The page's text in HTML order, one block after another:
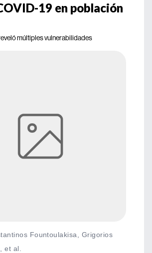
19 en población
múltiples vulnerabilidades
Fountoulakisa, Grigorios
et al.